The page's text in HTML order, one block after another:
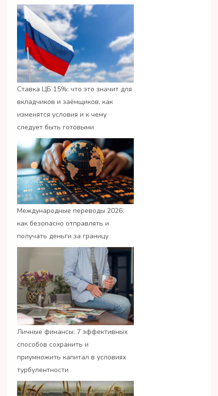
Ставка ЦБ 15%: что это значит для
вкладчиков и заёмщиков, как
изменятся условия и к чему
следует быть готовыми
Международные переводы 2026:
как безопасно отправлять и
получать деньги за границу
Личные финансы: 7 эффективных
способов сохранить и
приумножить капитал в условиях
турбулентности